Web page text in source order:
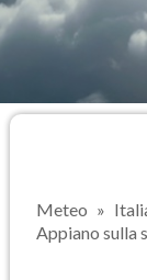
Meteo
Appiano sulla